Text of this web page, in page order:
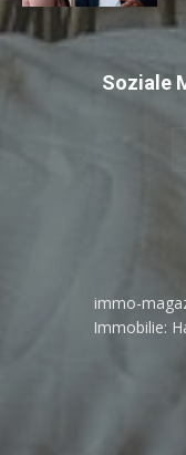
Soziale
immo-
Immobilie: